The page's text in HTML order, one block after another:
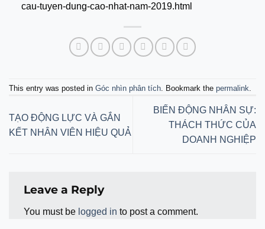
cau-tuyen-dung-cao-nhat-nam-2019.html
This entry was posted in Góc nhìn phân tích. Bookmark the permalink.
TẠO ĐỘNG LỰC VÀ GẮN
KẾT NHÂN VIÊN HIỆU QUẢ
BIẾN ĐỘNG NHÂN SỰ:
THÁCH THỨC CỦA
DOANH NGHIỆP
Leave a Reply
You must be logged in to post a comment.